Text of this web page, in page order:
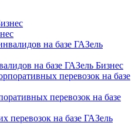
на базе ГАЗель Бизнес
перевозок на базе